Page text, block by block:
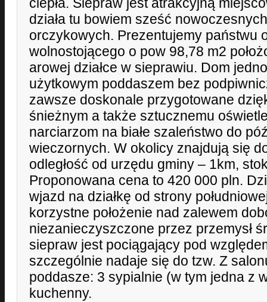
ciepła. Siepraw jest atrakcyjną
działa tu bowiem sześć
orczykowych. Prezentujemy państwu
wolnostojącego o pow 98,78 m2
arowej działce w sieprawiu. Dom
użytkowym poddaszem bez
zawsze doskonale przygotowane
śnieżnym a także sztucznemu
narciarzom na białe szaleństwo do
wieczornych. W okolicy znajdują się
odległość od urzędu gminy – 1km,
Proponowana cena to 420 000 pln.
wjazd na działkę od strony
korzystne położenie nad zalewem
niezanieczyszczone przez przemysł
siepraw jest pociągający pod
szczególnie nadaje się do tzw. Z
poddasze: 3 sypialnie (w tym jedna z
kuchenny.